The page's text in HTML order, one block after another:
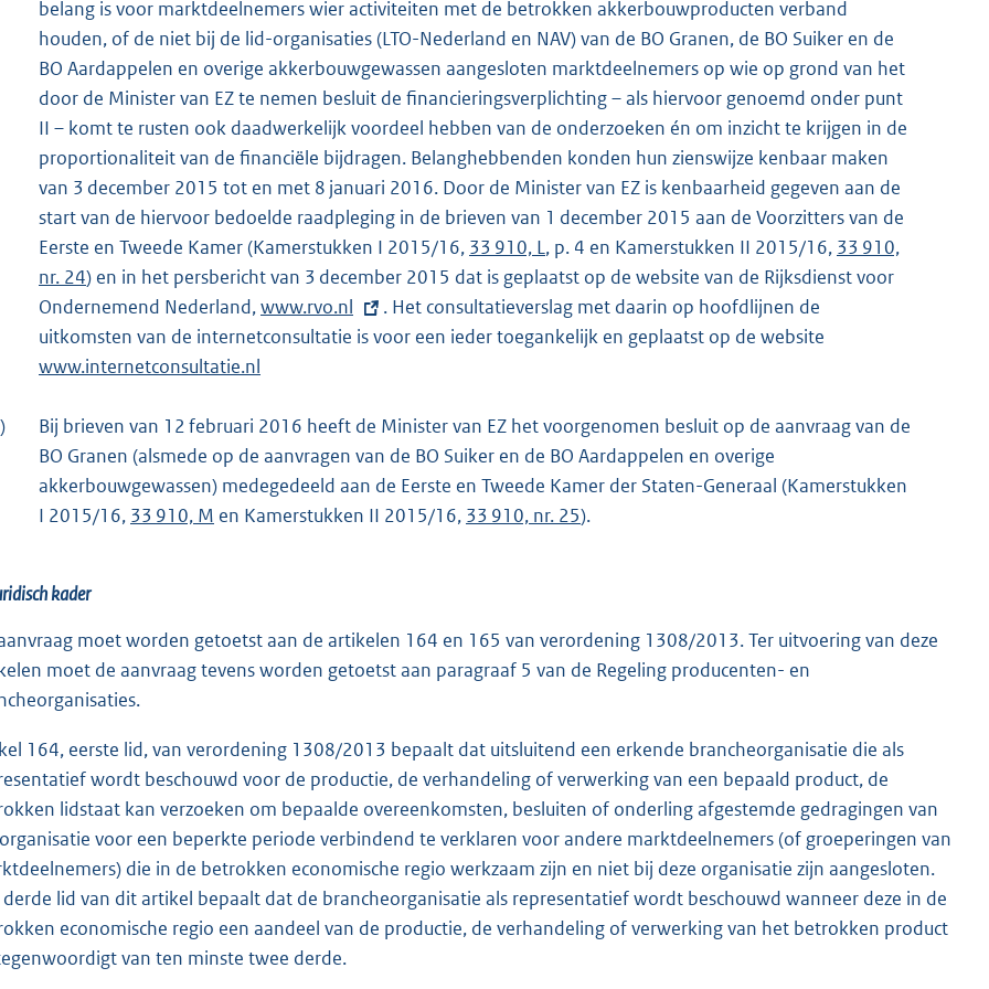
belang is voor marktdeelnemers wier activiteiten met de betrokken akkerbouwproducten verband
houden, of de niet bij de lid-organisaties (LTO-Nederland en NAV) van de BO Granen, de BO Suiker en de
BO Aardappelen en overige akkerbouwgewassen aangesloten marktdeelnemers op wie op grond van het
door de Minister van EZ te nemen besluit de financieringsverplichting – als hiervoor genoemd onder punt
II – komt te rusten ook daadwerkelijk voordeel hebben van de onderzoeken én om inzicht te krijgen in de
proportionaliteit van de financiële bijdragen. Belanghebbenden konden hun zienswijze kenbaar maken
van 3 december 2015 tot en met 8 januari 2016. Door de Minister van EZ is kenbaarheid gegeven aan de
start van de hiervoor bedoelde raadpleging in de brieven van 1 december 2015 aan de Voorzitters van de
Eerste en Tweede Kamer (Kamerstukken I 2015/16, 33 910, L, p. 4 en Kamerstukken II 2015/16, 33 910,
nr. 24) en in het persbericht van 3 december 2015 dat is geplaatst op de website van de Rijksdienst voor
Ondernemend Nederland,E
x
r
n
e
l
:
www.rvo.nl
. Het consultatieverslag met daarin op hoofdlijnen de
uitkomsten van de internetconsultatie is voor een ieder toegankelijk en geplaatst op de website
www.internetconsultatie.nl
Bij brieven van 12 februari 2016 heeft de Minister van EZ het voorgenomen besluit op de aanvraag van de
BO Granen (alsmede op de aanvragen van de BO Suiker en de BO Aardappelen en overige
akkerbouwgewassen) medegedeeld aan de Eerste en Tweede Kamer der Staten-Generaal (Kamerstukken
I 2015/16, 33 910, M en Kamerstukken II 2015/16, 33 910, nr. 25).
kader
moet worden getoetst aan de artikelen 164 en 165 van verordening 1308/2013. Ter uitvoering van deze
moet de aanvraag tevens worden getoetst aan paragraaf 5 van de Regeling producenten- en
164, eerste lid, van verordening 1308/2013 bepaalt dat uitsluitend een erkende brancheorganisatie die als
wordt beschouwd voor de productie, de verhandeling of verwerking van een bepaald product, de
lidstaat kan verzoeken om bepaalde overeenkomsten, besluiten of onderling afgestemde gedragingen van
voor een beperkte periode verbindend te verklaren voor andere marktdeelnemers (of groeperingen van
die in de betrokken economische regio werkzaam zijn en niet bij deze organisatie zijn aangesloten.
lid van dit artikel bepaalt dat de brancheorganisatie als representatief wordt beschouwd wanneer deze in de
economische regio een aandeel van de productie, de verhandeling of verwerking van het betrokken product
van ten minste twee derde.